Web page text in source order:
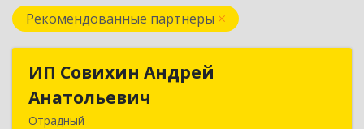
Рекомендованные партнеры
ИП Совихин Андрей
Анатольевич
Отрадный
ИП Совихин Андрей